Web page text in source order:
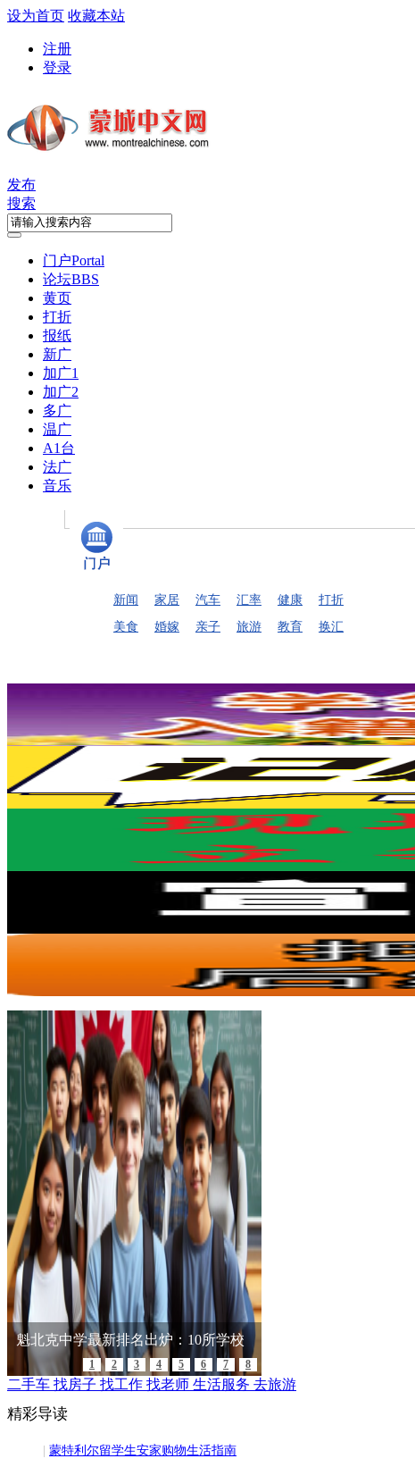
设为首页 收藏本站
注册
登录
发布
搜索
门户Portal
论坛BBS
黄页
打折
报纸
新广
加广1
加广2
多广
温广
A1台
法广
音乐
新闻 家居 汽车 汇率 健康
打折
美食
婚嫁 亲子 旅游 教育 换汇
魁北克旅游攻略
95后留学女生实名怒揭蒙特利尔加德
大统华南岸点NOV 7开业
SAJO 开发的 THE EASTON
周末好去处 蒙特利尔附近看雪雁
大统华寳樂莎新店招聘会將在9月21
蒙特利尔轻轨延长线计划公布
魁北克中学最新排名出炉：10所学校
1 2 3 4 5 6 7 8
二手车 找房子 找工作 找老师 生活服务 去旅游
精彩导读
蒙特利尔留学生安家购物生活指南